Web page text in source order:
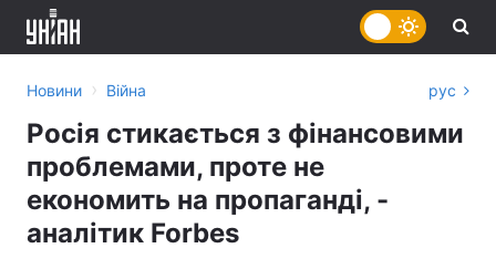
Новини › Війна рус
Росія стикається з фінансовими
проблемами, проте не
економить на пропаганді, -
аналітик Forbes